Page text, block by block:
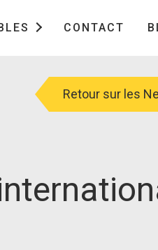
CONTACT
Retour sur les